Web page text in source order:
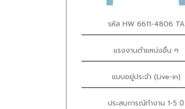
รหัส HW 6611-4806 TA
แรงงานตำแหน่งอื่น ๆ
แบบอยู่ประจำ (Live-in)
ประสบการณ์ทำงาน 1-5 ปี